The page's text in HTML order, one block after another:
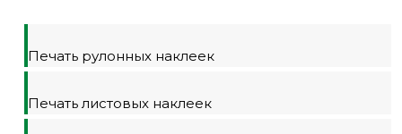
Печать рулонных наклеек
Печать листовых наклеек